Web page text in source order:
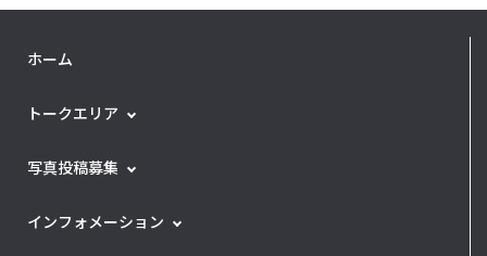
ホーム
トークエリア
写真投稿募集
インフォメーション